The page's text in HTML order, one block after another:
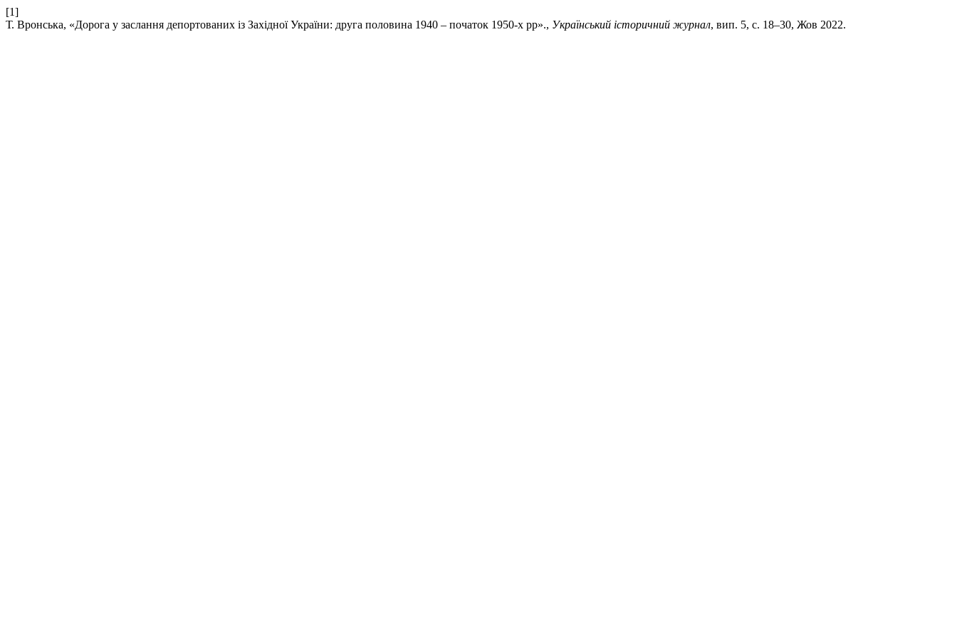
[1]
Т. Вронська, «Дорога у заслання депортованих із Західної України: друга половина 1940 – початок 1950-х рр»., Український історичний журнал, вип. 5, с. 18–30, Жов 2022.